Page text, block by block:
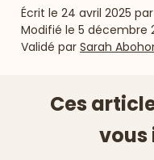
Écrit le 24 avril 2025 par
Modifié le 5 décembre
Validé par Sarah
Ces
vous